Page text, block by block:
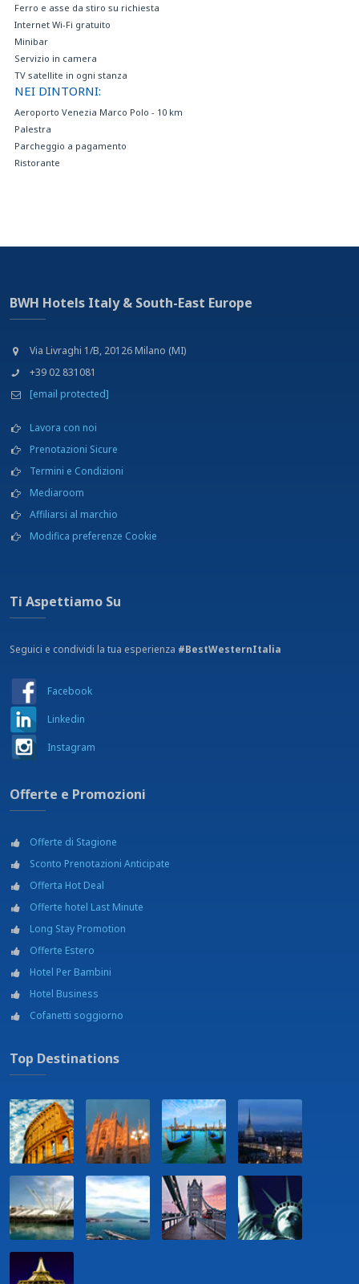
Ferro e asse da stiro su richiesta
Internet Wi-Fi gratuito
Minibar
Servizio in camera
TV satellite in ogni stanza
NEI DINTORNI:
Aeroporto Venezia Marco Polo - 10 km
Palestra
Parcheggio a pagamento
Ristorante
BWH Hotels Italy & South-East Europe
Via Livraghi 1/B, 20126 Milano (MI)
+39 02 831081
[email protected]
Lavora con noi
Prenotazioni Sicure
Termini e Condizioni
Mediaroom
Affiliarsi al marchio
Modifica preferenze Cookie
Ti Aspettiamo Su
Seguici e condividi la tua esperienza #BestWesternItalia
Facebook
Linkedin
Instagram
Offerte e Promozioni
Offerte di Stagione
Sconto Prenotazioni Anticipate
Offerta Hot Deal
Offerte hotel Last Minute
Long Stay Promotion
Offerte Estero
Hotel Per Bambini
Hotel Business
Cofanetti soggiorno
Top Destinations